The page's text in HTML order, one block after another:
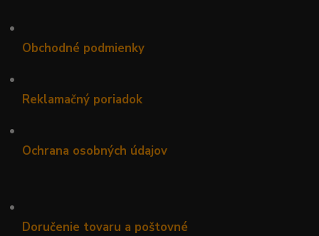
•
Obchodné podmienky
•
Reklamačný poriadok
•
Ochrana osobných údajov
•
Doručenie tovaru a poštovné